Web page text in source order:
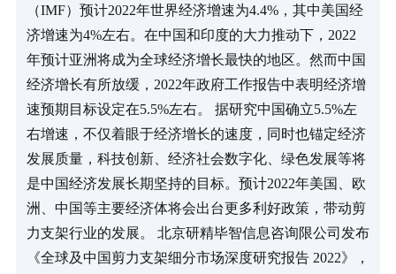
（IMF）预计2022年世界经济增速为4.4%，其中美国经
济增速为4%左右。在中国和印度的大力推动下，2022
年预计亚洲将成为全球经济增长最快的地区。然而中国
经济增长有所放缓，2022年政府工作报告中表明经济增
速预期目标设定在5.5%左右。 据研究中国确立5.5%左
右增速，不仅着眼于经济增长的速度，同时也锚定经济
发展质量，科技创新、经济社会数字化、绿色发展等将
是中国经济发展长期坚持的目标。预计2022年美国、欧
洲、中国等主要经济体将会出台更多利好政策，带动剪
力支架行业的发展。 北京研精毕智信息咨询限公司发布
《全球及中国剪力支架细分市场深度研究报告 2022》，